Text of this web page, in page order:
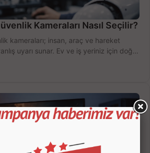
Kameraları Nasıl Seçilir?
kameraları; insan, araç ve hareket
uyarı sunar. Ev ve iş yeriniz için doğru